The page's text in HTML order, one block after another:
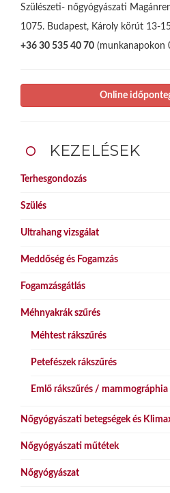
Szülészeti- nőgyógyászati
1075. Budapest, Károly körút 13-
+36 30 535 40 70 (munkanapokon
Online
KEZELÉSEK
Terhesgondozás
Szülés
Ultrahang vizsgálat
Meddőség és Fogamzás
Fogamzásgátlás
Méhnyakrák szűrés
Méhtest rákszűrés
Petefészek rákszűrés
Emlő rákszűrés / mammográphia
Nőgyógyászati betegségek és
Nőgyógyászati műtétek
Nőgyógyászat